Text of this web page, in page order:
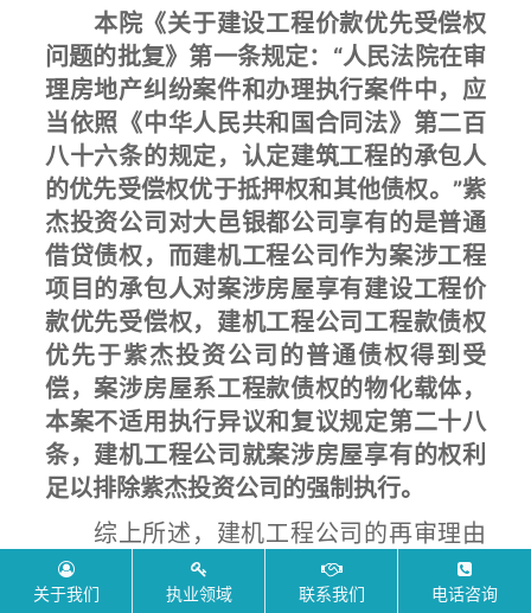
本院《关于建设工程价款优先受偿权
问题的批复》第一条规定：“人民法院在审
理房地产纠纷案件和办理执行案件中，应
当依照《中华人民共和国合同法》第二百
八十六条的规定，认定建筑工程的承包人
的优先受偿权优于抵押权和其他债权。”紫
杰投资公司对大邑银都公司享有的是普通
借贷债权，而建机工程公司作为案涉工程
项目的承包人对案涉房屋享有建设工程价
款优先受偿权，建机工程公司工程款债权
优先于紫杰投资公司的普通债权得到受
偿，案涉房屋系工程款债权的物化载体，
本案不适用执行异议和复议规定第二十八
条，建机工程公司就案涉房屋享有的权利
足以排除紫杰投资公司的强制执行。
综上所述，建机工程公司的再审理由
成立，其再审请求应予支持。原审判决认
定事实不清，适用法律不当，应予纠正。
关于我们 执业领域 联系我们 电话咨询